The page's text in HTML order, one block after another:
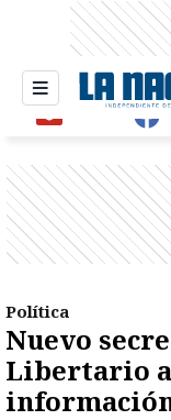
Política
Nuevo
Libertario